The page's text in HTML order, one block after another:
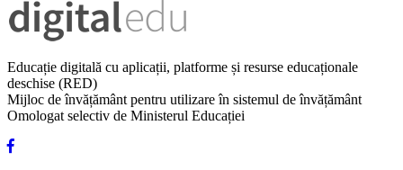
Educație digitală cu aplicații, platforme și resurse educaționale
deschise (RED)
Mijloc de învățământ pentru utilizare în sistemul de învățământ
Omologat selectiv de Ministerul Educației